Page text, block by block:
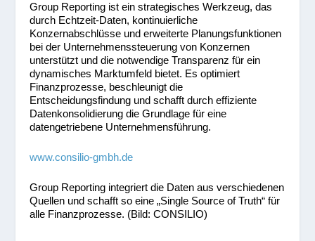
Group Reporting ist ein strategisches Werkzeug, das
durch Echtzeit-Daten, kontinuierliche
Konzernabschlüsse und erweiterte Planungsfunktionen
bei der Unternehmenssteuerung von Konzernen
unterstützt und die notwendige Transparenz für ein
dynamisches Marktumfeld bietet. Es optimiert
Finanzprozesse, beschleunigt die
Entscheidungsfindung und schafft durch effiziente
Datenkonsolidierung die Grundlage für eine
datengetriebene Unternehmensführung.
www.consilio-gmbh.de
Group Reporting integriert die Daten aus verschiedenen
Quellen und schafft so eine „Single Source of Truth“ für
alle Finanzprozesse. (Bild: CONSILIO)